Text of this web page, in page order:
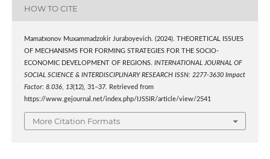
HOW TO CITE
Mamatxonov Muxammadzokir Juraboyevich. (2024). THEORETICAL ISSUES
OF MECHANISMS FOR FORMING STRATEGIES FOR THE SOCIO-
ECONOMIC DEVELOPMENT OF REGIONS. INTERNATIONAL JOURNAL OF
SOCIAL SCIENCE & INTERDISCIPLINARY RESEARCH ISSN: 2277-3630 Impact
Factor: 8.036, 13(12), 31–37. Retrieved from
https://www.gejournal.net/index.php/IJSSIR/article/view/2541
More Citation Formats